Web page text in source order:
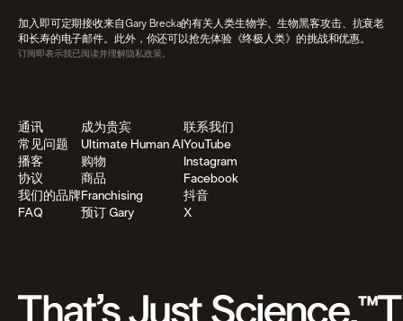
加入即可定期接收来自Gary Brecka的有关人类生物学、生物黑客攻击、抗衰老
和长寿的电子邮件。此外，你还可以抢先体验《终极人类》的挑战和优惠。
订阅即表示我已阅读并理解隐私政策。
通讯
常见问题
播客
协议
我们的品牌
FAQ
成为贵宾
Ultimate Human AI
购物
商品
Franchising
预订 Gary
联系我们
YouTube
Instagram
Facebook
抖音
X